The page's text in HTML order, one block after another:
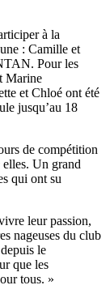
à la
: Camille et
Pour les
Marine
et Chloé ont été
jusqu’au 18
de compétition
Un grand
qui ont su
leur passion,
nageuses du club
le
que les
tous. »